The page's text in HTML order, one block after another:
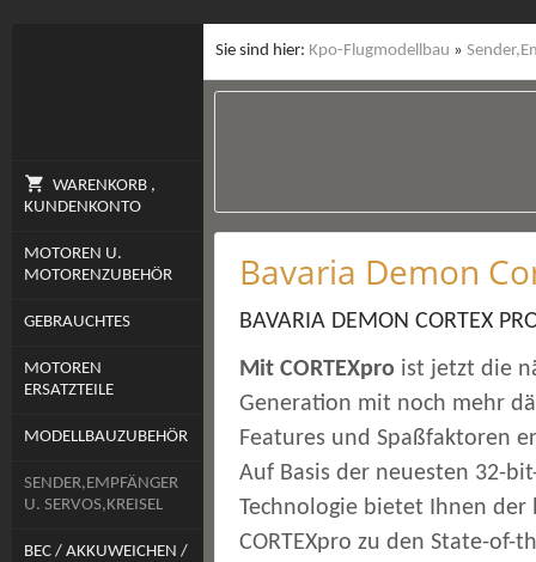
WARENKORB ,
KUNDENKONTO
MOTOREN U.
MOTORENZUBEHÖR
GEBRAUCHTES
MOTOREN
ERSATZTEILE
MODELLBAUZUBEHÖR
SENDER,EMPFÄNGER
U. SERVOS,KREISEL
BEC / AKKUWEICHEN /
Sie sind hier: Kpo-Flugmodellbau »
Bavaria Demon
BAVARIA DEMON CORTEX
Mit CORTEXpro ist jetzt die
Generation mit noch mehr
Features und Spaßfaktoren
Auf Basis der neuesten 32-
Technologie bietet Ihnen der
CORTEXpro zu den State-of-